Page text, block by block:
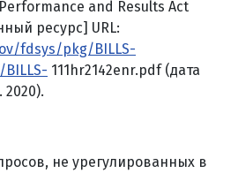
and Results Act
ресурс] URL:
fdsys/pkg/BILLS-
111hr2142enr.pdf (дата
2020).
не урегулированных в